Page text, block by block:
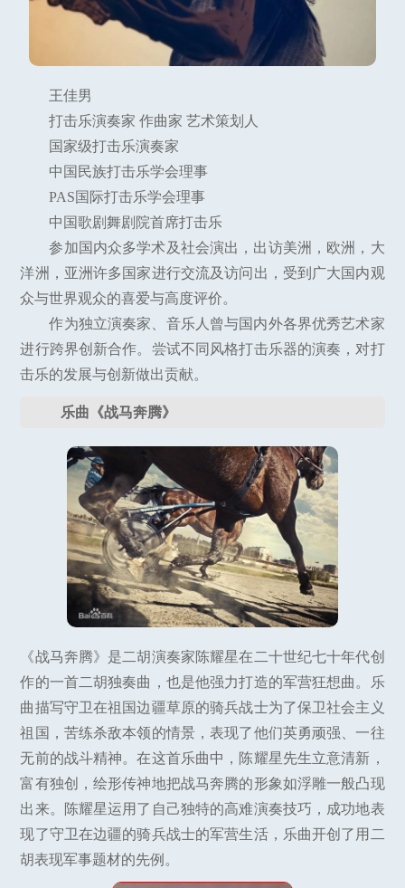
王佳男
打击乐演奏家 作曲家 艺术策划人
国家级打击乐演奏家
中国民族打击乐学会理事
PAS国际打击乐学会理事
中国歌剧舞剧院首席打击乐
参加国内众多学术及社会演出，出访美洲，欧洲，大
洋洲，亚洲许多国家进行交流及访问出，受到广大国内观
众与世界观众的喜爱与高度评价。
作为独立演奏家、音乐人曾与国内外各界优秀艺术家
进行跨界创新合作。尝试不同风格打击乐器的演奏，对打
击乐的发展与创新做出贡献。
乐曲《战马奔腾》
《战马奔腾》是二胡演奏家陈耀星在二十世纪七十年代创
作的一首二胡独奏曲，也是他强力打造的军营狂想曲。乐
曲描写守卫在祖国边疆草原的骑兵战士为了保卫社会主义
祖国，苦练杀敌本领的情景，表现了他们英勇顽强、一往
无前的战斗精神。在这首乐曲中，陈耀星先生立意清新，
富有独创，绘形传神地把战马奔腾的形象如浮雕一般凸现
出来。陈耀星运用了自己独特的高难演奏技巧，成功地表
现了守卫在边疆的骑兵战士的军营生活，乐曲开创了用二
胡表现军事题材的先例。